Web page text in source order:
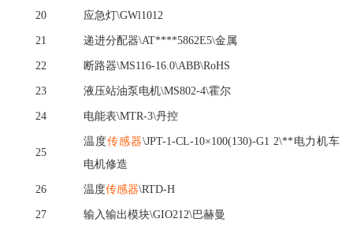
20 应急灯\GWl1012
21 递进分配器\AT****5862E5\金属
22 断路器\MS116-16.0\ABB\RoHS
23 液压站油泵电机\MS802-4\霍尔
24 电能表\MTR-3\丹控
25
温度传感器\JPT-1-CL-10×100(130)-G1 2\**电力机车
电机修造
26 温度传感器\RTD-H
27 输入输出模块\GIO212\巴赫曼